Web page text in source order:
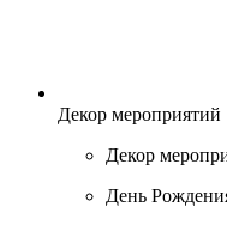
Декор мероприятий
Декор
День